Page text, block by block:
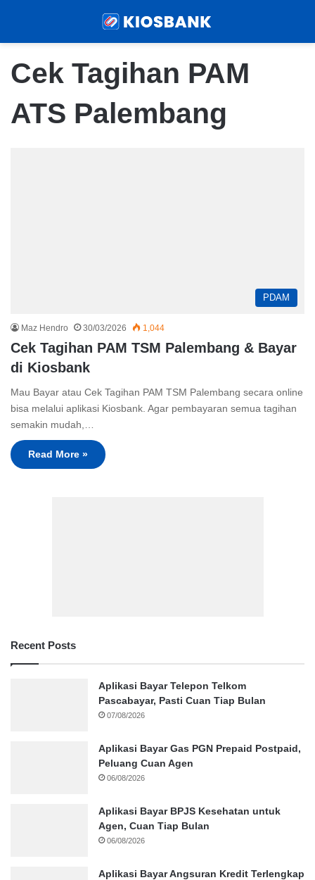
Cek Tagihan PAM
ATS Palembang
PDAM
Maz Hendro 30/03/2026 1,044
Cek Tagihan PAM TSM Palembang & Bayar
di Kiosbank
Mau Bayar atau Cek Tagihan PAM TSM Palembang secara online
bisa melalui aplikasi Kiosbank. Agar pembayaran semua tagihan
semakin mudah,…
Read More »
Recent Posts
Aplikasi Bayar Telepon Telkom
Pascabayar, Pasti Cuan Tiap Bulan
07/08/2026
Aplikasi Bayar Gas PGN Prepaid Postpaid,
Peluang Cuan Agen
06/08/2026
Aplikasi Bayar BPJS Kesehatan untuk
Agen, Cuan Tiap Bulan
06/08/2026
Aplikasi Bayar Angsuran Kredit Terlengkap